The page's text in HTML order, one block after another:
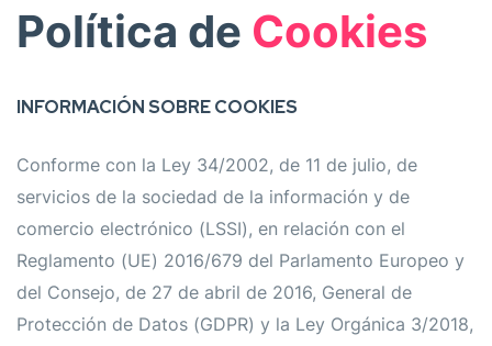
Política de Cookies
INFORMACIÓN SOBRE COOKIES
Conforme con la Ley 34/2002, de 11 de julio, de
servicios de la sociedad de la información y de
comercio electrónico (LSSI), en relación con el
Reglamento (UE) 2016/679 del Parlamento Europeo y
del Consejo, de 27 de abril de 2016, General de
Protección de Datos (GDPR) y la Ley Orgánica 3/2018,